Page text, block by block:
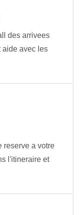
des arrivees
aide avec les
reserve a votre
l'itineraire et